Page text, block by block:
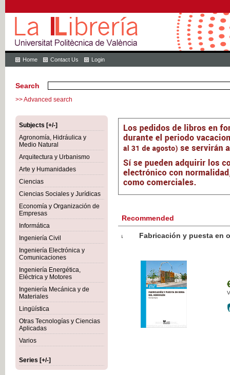
Home Contact Us Login
Search
>> Advanced search
Subjects [+/-]
Agronomía, Hidráulica y
Medio Natural
Arquitectura y Urbanismo
Arte y Humanidades
Ciencias
Ciencias Sociales y Jurídicas
Economía y Organización de
Empresas
Informática
Ingeniería Civil
Ingeniería Electrónica y
Comunicaciones
Ingeniería Energética,
Eléctrica y Motores
Ingeniería Mecánica y de
Materiales
Lingüística
Otras Tecnologías y Ciencias
Aplicadas
Varios
Series [+/-]
Recommended
Botánica Agroalimentaria
VAT